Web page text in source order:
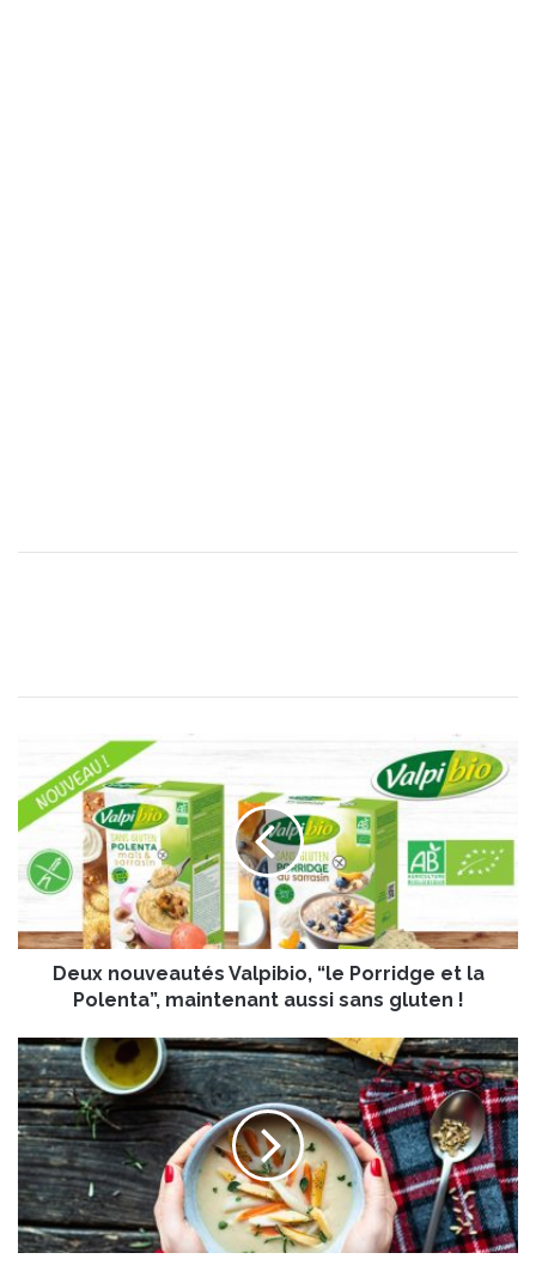
u
x
e
é
s
V
a
l
p
i
b
i
Deux nouveautés Valpibio, “le Porridge et la
Polenta”, maintenant aussi sans gluten !
S
o
u
p
e
d
e
h
a